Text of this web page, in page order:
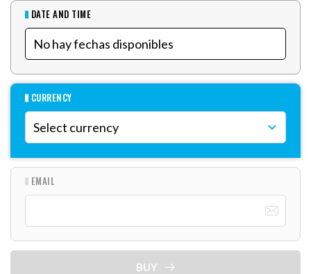
DATE AND TIME
CURRENCY
EMAIL
BUY